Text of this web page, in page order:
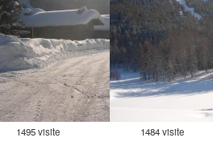
1495 visite 1484 visite